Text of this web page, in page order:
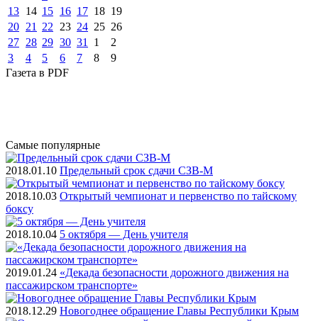
13 14 15 16 17 18 19
20 21 22 23 24 25 26
27 28 29 30 31 1
2
3
4 5 6 7 8
9
Газета в PDF
Самые популярные
2018.01.10 Предельный срок сдачи СЗВ-М
2018.10.03 Открытый чемпионат и первенство по тайскому
боксу
2018.10.04 5 октября — День учителя
2019.01.24 «Декада безопасности дорожного движения на
пассажирском транспорте»
2018.12.29 Новогоднее обращение Главы Республики Крым